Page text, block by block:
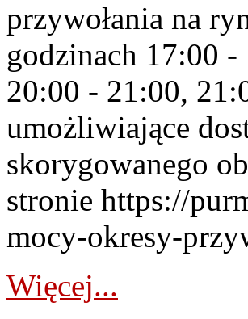
przywołania na
godzinach 17:00
20:00 - 21:00,
umożliwiające
skorygowanego
stronie https://
mocy-okresy-
Więcej...